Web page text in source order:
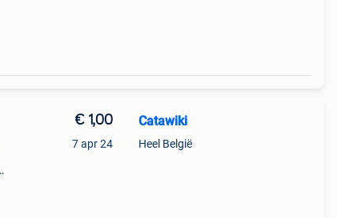
€ 1,00
7 apr 24
Catawiki
Heel België